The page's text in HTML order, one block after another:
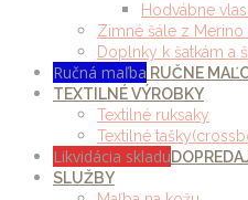
Hodvábne
Zimné šále z Merino
Doplnky k šatkám a
Ručná maľba RUČNE
TEXTILNÉ VÝROBKY
Textilné ruksaky
Textilné
Likvidácia skladu
SLUŽBY